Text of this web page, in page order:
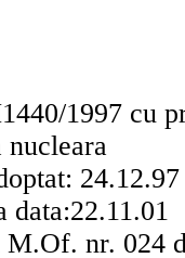
1997 cu
nucleara
data:22.11.01
nr. 024